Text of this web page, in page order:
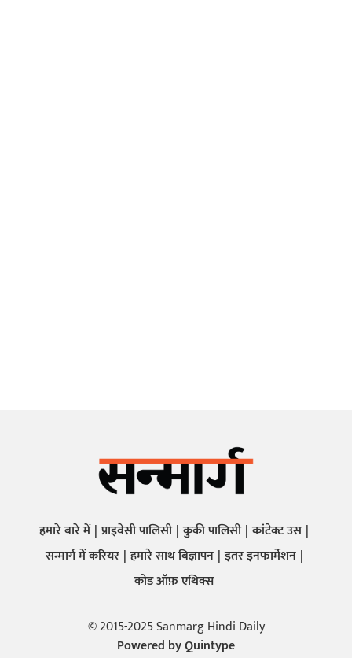
हमारे बारे में प्राइवेसी पालिसी कुकी पालिसी कांटेक्ट उस
सन्मार्ग में करियर हमारे साथ बिज्ञापन इतर इनफार्मेशन
कोड ऑफ़ एथिक्स
© 2015-2025 Sanmarg Hindi Daily
Powered byQuintype